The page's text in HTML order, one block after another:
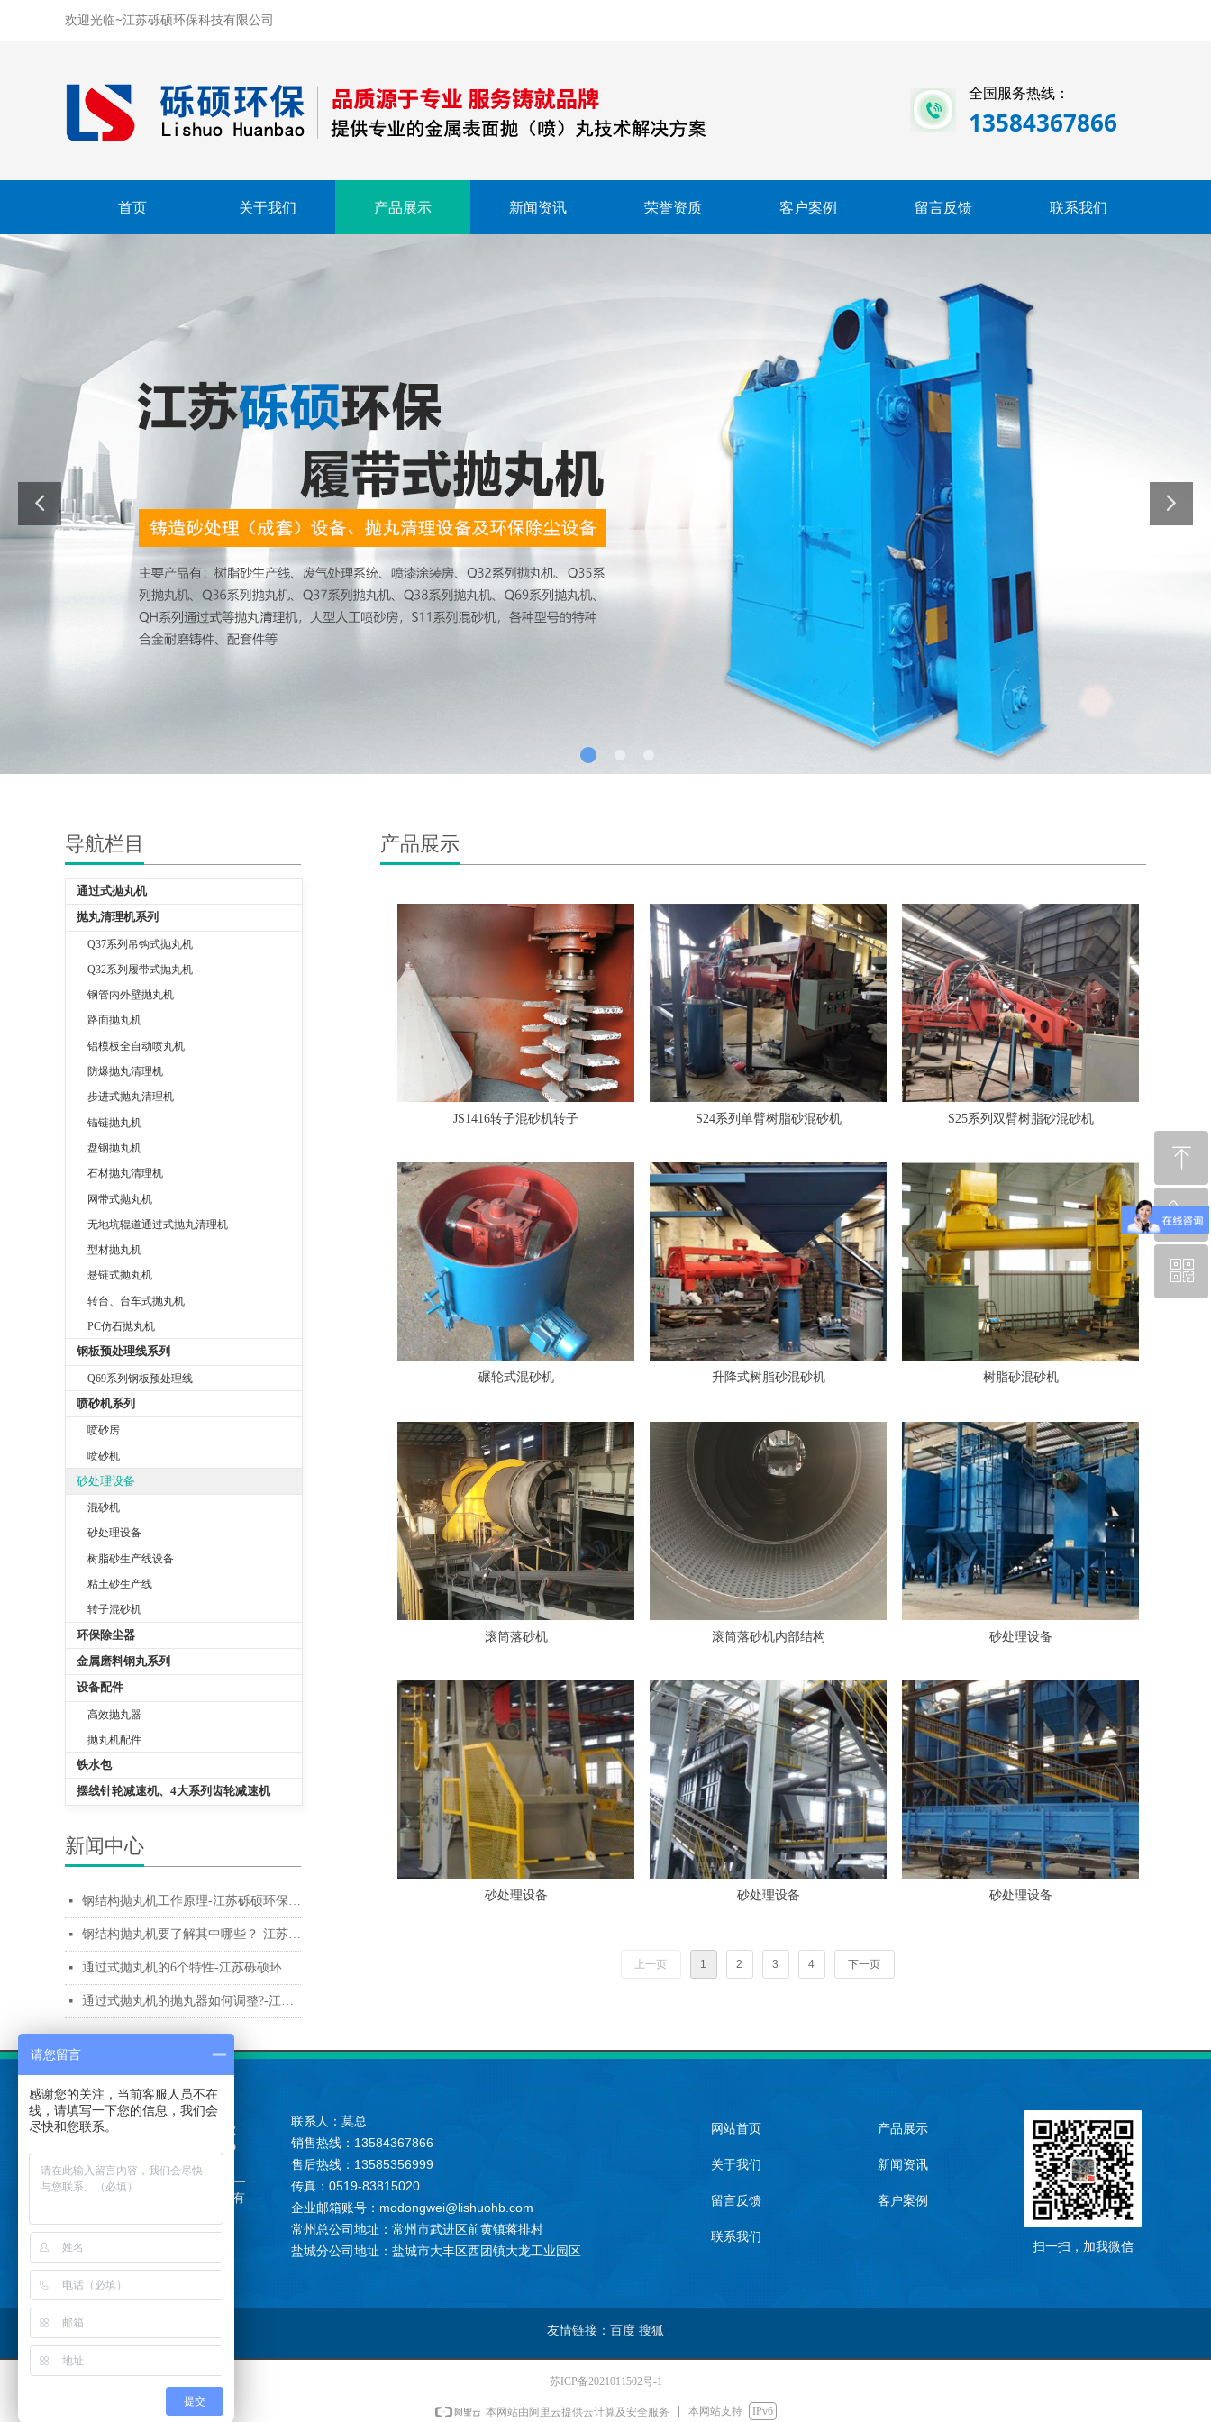
欢迎光临~江苏砾硕环保科技有限公司
全国服务热线：
13584367866
首页 关于我们 产品展示 新闻资讯 荣誉资质 客户案例 留言反馈 联系我们
导航栏目
넷 钢结构抛丸机工作原理-江苏砾硕环保科技有限公司
넷 钢结构抛丸机要了解其中哪些？-江苏砾硕环保科技有限公司
넷 通过式抛丸机的6个特性-江苏砾硕环保科技有限公司
넷 通过式抛丸机的抛丸器如何调整?-江苏砾硕环保科技有限公司
产品展示
JS1416转子混砂机转子 S24系列单臂树脂砂混砂机 S25系列双臂树脂砂混砂机
碾轮式混砂机 升降式树脂砂混砂机 树脂砂混砂机
滚筒落砂机 滚筒落砂机内部结构 砂处理设备
砂处理设备 砂处理设备 砂处理设备
上一页 1 2 3 4 下一页
通过式抛丸机
抛丸清理机系列
Q37系列吊钩式抛丸机
Q32系列履带式抛丸机
钢管内外壁抛丸机
路面抛丸机
铝模板全自动喷丸机
防爆抛丸清理机
步进式抛丸清理机
锚链抛丸机
盘钢抛丸机
石材抛丸清理机
网带式抛丸机
无地坑辊道通过式抛丸清理机
型材抛丸机
悬链式抛丸机
转台、台车式抛丸机
PC仿石抛丸机
钢板预处理线系列
Q69系列钢板预处理线
喷砂机系列
喷砂房
喷砂机
砂处理设备
混砂机
砂处理设备
树脂砂生产线设备
粘土砂生产线
转子混砂机
环保除尘器
金属磨料钢丸系列
设备配件
高效抛丸器
抛丸机配件
铁水包
摆线针轮减速机、4大系列齿轮减速机
新闻中心
江苏砾硕环保科技有
联系人：莫总
销售热线：13584367866
售后热线：13585356999
传真：0519-83815020
企业邮箱账号：modongwei@lishuohb.com
常州总公司地址：常州市武进区前黄镇蒋排村
盐城分公司地址：盐城市大丰区西团镇大龙工业园区
扫一扫，加我微信
网站首页
关于我们
留言反馈
联系我们
产品展示
新闻资讯
客户案例
友情链接：百度 搜狐
苏ICP备2021011502号-1
本网站由阿里云提供云计算及安全服务 本网站支持 IPv6
ꁸ
ꂅ
13584367866
ꀥ
请您留言
感谢您的关注，当前客服人员不在
线，请填写一下您的信息，我们会
尽快和您联系。
提交